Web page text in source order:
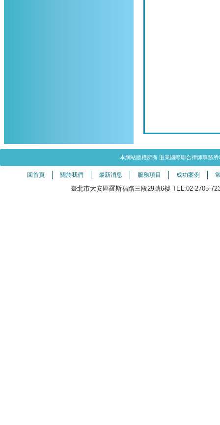
本網站版權所有 昍業國際聯合律師事務
回首頁 關於我們 最新消息 服務項目 成功案例
臺北市大安區羅斯福路三段29號6樓 TEL:02-2705-